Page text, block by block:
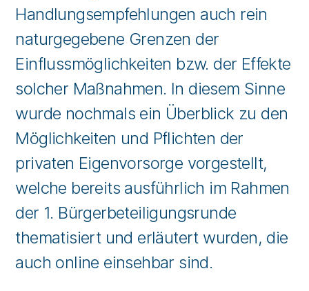
Handlungsempfehlungen auch rein
naturgegebene Grenzen der
Einflussmöglichkeiten bzw. der Effekte
solcher Maßnahmen. In diesem Sinne
wurde nochmals ein Überblick zu den
Möglichkeiten und Pflichten der
privaten Eigenvorsorge vorgestellt,
welche bereits ausführlich im Rahmen
der 1. Bürgerbeteiligungsrunde
thematisiert und erläutert wurden, die
auch online einsehbar sind.